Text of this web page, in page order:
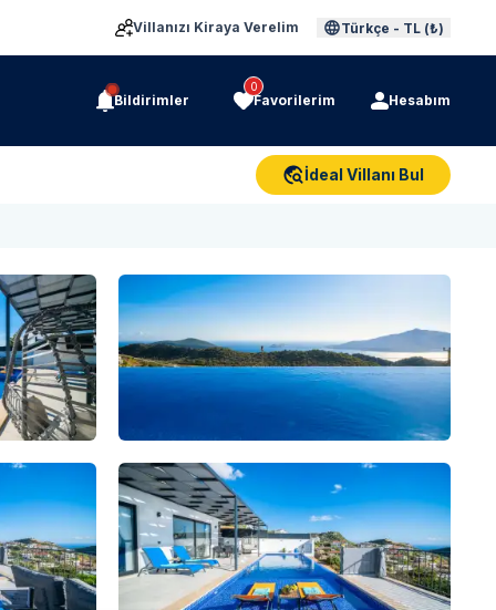
Villanızı Kiraya Verelim Türkçe - TL (₺)
Bildirimler
0
Favorilerim Hesabım
İdeal Villanı Bul